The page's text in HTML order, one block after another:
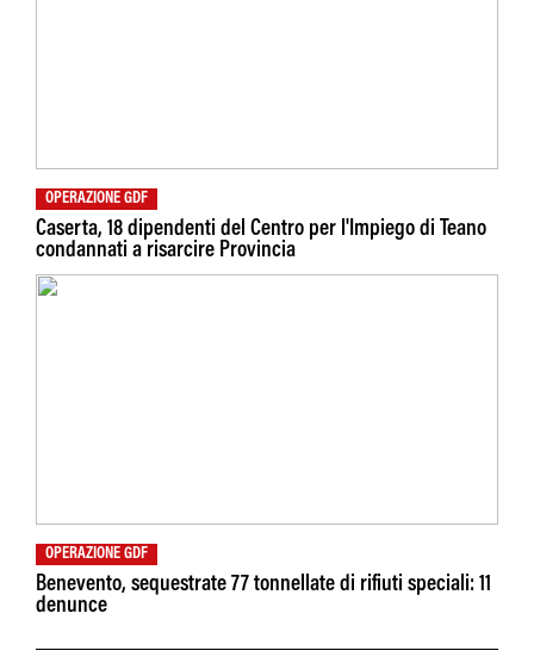
OPERAZIONE GDF
Caserta, 18 dipendenti del Centro per l'Impiego di Teano
condannati a risarcire Provincia
OPERAZIONE GDF
Benevento, sequestrate 77 tonnellate di rifiuti speciali: 11
denunce